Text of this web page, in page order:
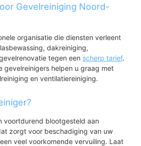
Gevelreiniging Noord-
organisatie die diensten verleent
dakreiniging,
tegen een scherp tarief.
gevelreinigers helpen u graag met
en ventilatiereiniging.
voortdurend blootgesteld aan
zorgt voor beschadiging van uw
veel voorkomende vervuiling. Laat